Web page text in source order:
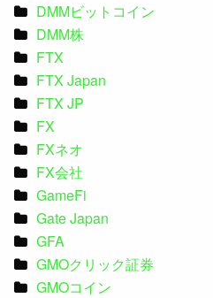
DMMビットコイン
DMM株
FTX
FTX Japan
FTX JP
FX
FXネオ
FX会社
GameFi
Gate Japan
GFA
GMOクリック証券
GMOコイン